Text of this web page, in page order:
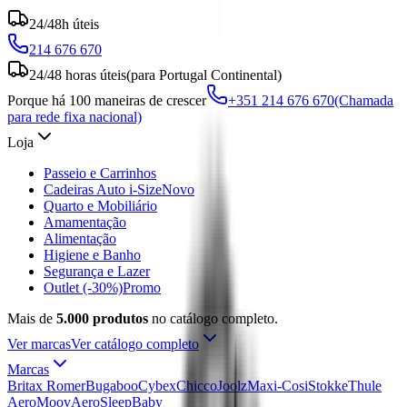
24/48h úteis
214 676 670
24/48 horas úteis(para Portugal Continental)
Porque há 100 maneiras de crescer
+351 214 676 670(Chamada
para rede fixa nacional)
Loja
Passeio e Carrinhos
Cadeiras Auto i-SizeNovo
Quarto e Mobiliário
Amamentação
Alimentação
Higiene e Banho
Segurança e Lazer
Outlet (-30%)Promo
Mais de 5.000 produtos no catálogo completo.
Ver marcasVer catálogo completo
Marcas
Britax RomerBugabooCybexChiccoJoolzMaxi-CosiStokkeThule
AeroMoovAeroSleepBaby